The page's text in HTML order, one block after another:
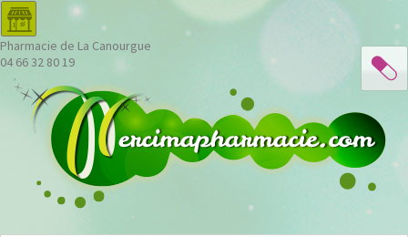
Pharmacie de La Canourgue
04 66 32 80 19